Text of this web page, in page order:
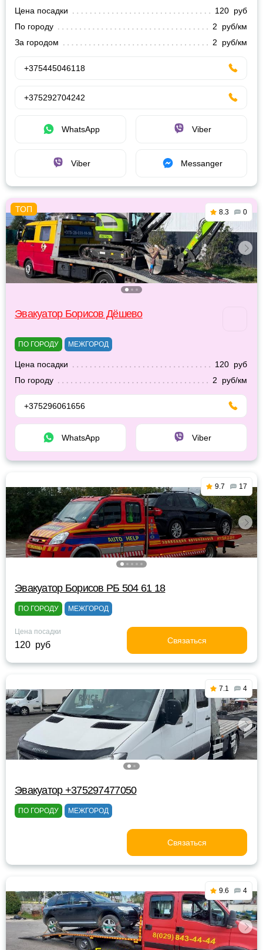
Цена посадки
120 руб
По городу
2 руб/км
За городом
2 руб/км
+375445046118
+375292704242
WhatsApp Viber
Viber Messanger
8.3 0
Эвакуатор Борисов Дёшево
ПО ГОРОДУ МЕЖГОРОД
Цена посадки
120 руб
По городу
2 руб/км
+375296061656
WhatsApp Viber
9.7 17
Эвакуатор Борисов РБ 504 61 18
ПО ГОРОДУ МЕЖГОРОД
Цена посадки
120 руб Связаться
7.1 4
Эвакуатор +375297477050
ПО ГОРОДУ МЕЖГОРОД
Связаться
9.6 4